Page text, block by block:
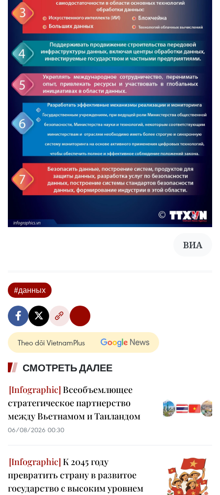
ВИА
#данных
Theo dõi VietnamPlus
СМОТРЕТЬ ДАЛЕЕ
Всеобъемлющее
стратегическое партнерство
между Вьетнамом и Таиландом
06/08/2026 00:30
К 2045 году
превратить страну в развитое
государство с высоким уровнем